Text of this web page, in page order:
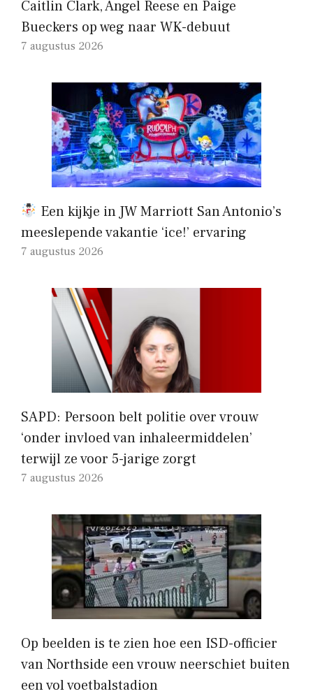
Caitlin Clark, Angel Reese en Paige
Bueckers op weg naar WK-debuut
7 augustus 2026
Een kijkje in JW Marriott San Antonio’s
meeslepende vakantie ‘ice!’ ervaring
7 augustus 2026
SAPD: Persoon belt politie over vrouw
‘onder invloed van inhaleermiddelen’
terwijl ze voor 5-jarige zorgt
7 augustus 2026
Op beelden is te zien hoe een ISD-officier
van Northside een vrouw neerschiet buiten
een vol voetbalstadion